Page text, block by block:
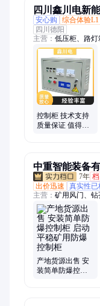
四川鑫川电新
安心购
综合体验L1
四川德阳
主营： 低压柜、路灯
电箱柜、箱式电变
低压开关柜、高低
备、维修变压器、
修、变压器、环网
美式箱变、地埋箱变
控制柜 技术支持
质量保证 值得信
中重智能装备
7年 档
出价迅速
真实性已
主营： 矿用风门、
测斜仪、矿用钢丝
载机、刮板机、输
混凝土输送泵、喷
防爆风机、钻孔成
产地货源出售 安
装简单防爆控制